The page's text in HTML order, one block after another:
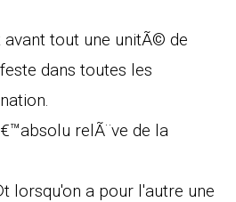
avant tout une unitÃ© de
dans toutes les
relÃ¨ve de la
lorsqu'on a pour l'autre une